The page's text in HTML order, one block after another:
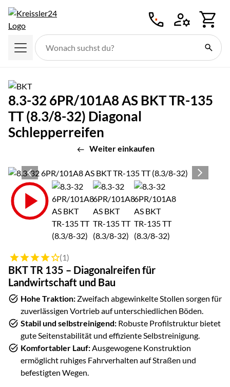
8.3-32 6PR/101A8 AS BKT TR-135
TT (8.3/8-32) Diagonal
Schlepperreifen
Weiter einkaufen
Produktgalerie
Zur Kaufbox springen
Bewertung: 4 von 5 (1 Bewertungen)
(1)
BKT TR 135 – Diagonalreifen für
Landwirtschaft und Bau
Hohe Traktion: Zweifach abgewinkelte Stollen sorgen für
zuverlässigen Vortrieb auf unterschiedlichen Böden.
Stabil und selbstreinigend: Robuste Profilstruktur bietet
gute Seitenstabilität und effiziente Selbstreinigung.
Komfortabler Lauf: Ausgewogene Konstruktion
ermöglicht ruhiges Fahrverhalten auf Straßen und
befestigten Wegen.